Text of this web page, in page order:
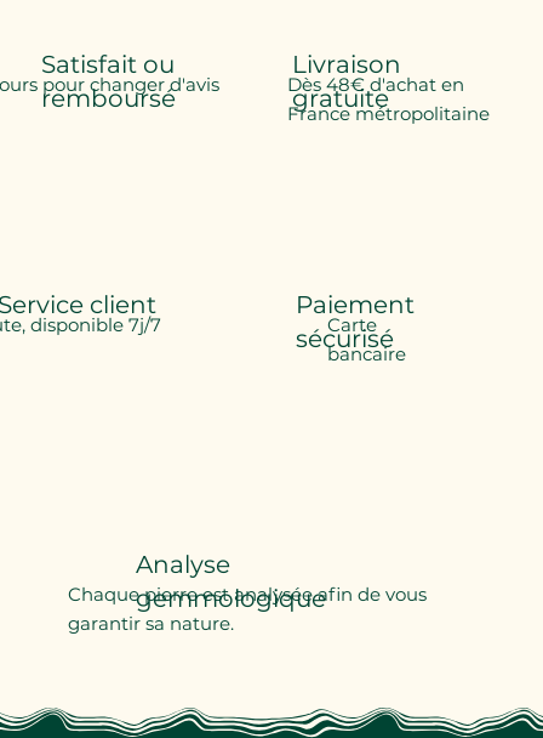
Analyse
gemmologique
Chaque pierre est analysée afin de vous
garantir sa nature.
Satisfait ou
remboursé
pour changer d'avis
Paiement
sécurisé
Carte
bancaire
client
disponible 7j/7
Livraison
gratuite
Dès 48€ d'achat en
France métropolitaine